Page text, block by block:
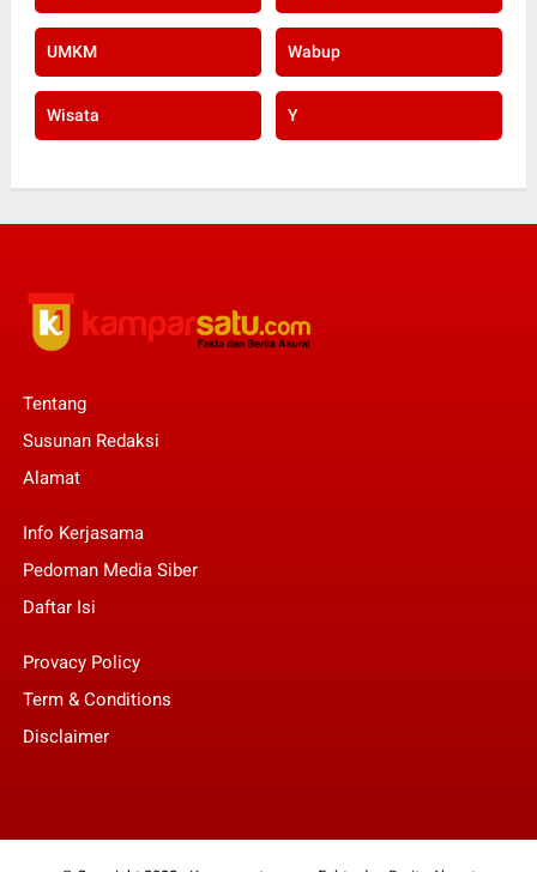
UMKM Wabup
Wisata Y
Tentang
Susunan Redaksi
Alamat
Info Kerjasama
Pedoman Media Siber
Daftar Isi
Provacy Policy
Term & Conditions
Disclaimer